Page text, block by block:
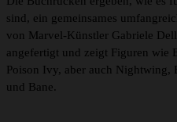
sind, ein gemeinsames
von Marvel-Künstler Gabriele
angefertigt und zeigt Figuren wie
Poison Ivy, aber auch Nightwing,
und Bane.